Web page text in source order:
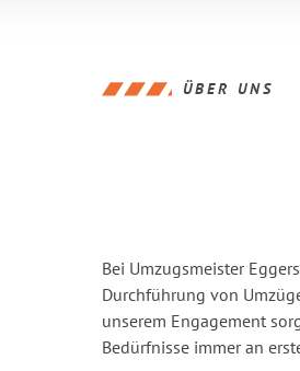
ÜBER UNS
Bei Umzugsmeister
Durchführung von
unserem Engagement
Bedürfnisse immer an